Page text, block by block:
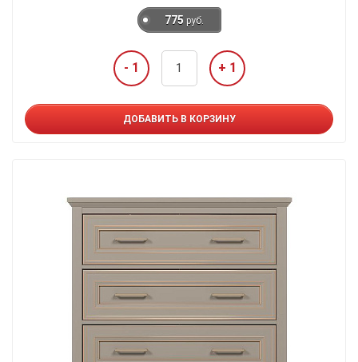
775 руб.
- 1 + 1
ДОБАВИТЬ В КОРЗИНУ